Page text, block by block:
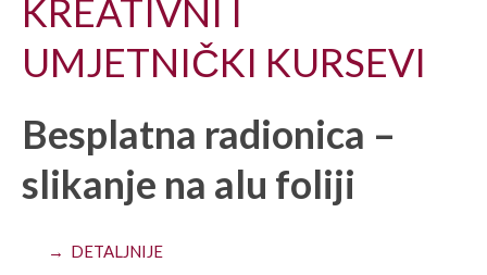
KREATIVNI I
UMJETNIČKI KURSEVI
Besplatna radionica –
slikanje na alu foliji
→ DETALJNIJE